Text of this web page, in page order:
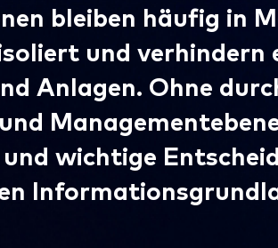
bleiben häufig in
und verhindern
Anlagen. Ohne
wichtige